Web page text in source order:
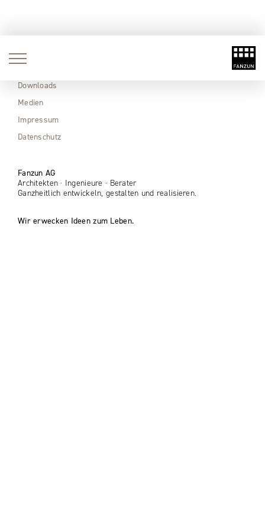
Aktuell
Downloads
Medien
Impressum
Datenschutz
Fanzun AG
Architekten · Ingenieure · Berater
Ganzheitlich entwickeln, gestalten und realisieren.
Wir erwecken Ideen zum Leben.